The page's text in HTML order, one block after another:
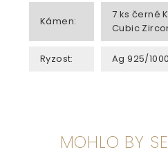
Kámen:
7 ks černé
Cubic
Ryzost: Ag 925/1000
MOHLO BY